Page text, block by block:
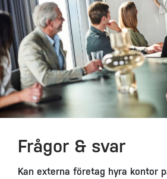
Frågor & svar
Kan externa företag hyra kontor